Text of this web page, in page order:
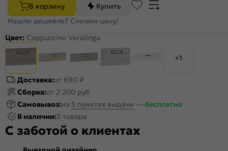
В корзину
Купить
Нашли дешевле? Снизим цену!
Цвет: Cappuccino Veralinga
+1
Доставка:от 690 ₽
Сборка:от 2 200 руб
Самовывоз:из 5 пунктах выдачи — бесплатно
В наличии:3 товара
С заботой о клиентах